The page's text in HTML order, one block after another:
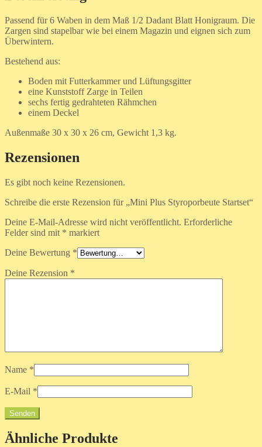
Passend für 6 Waben in dem Maß 1/2 Dadant Blatt Honigraum. Die
Zargen sind stapelbar wie bei einem Magazin und eignen sich zum
Überwintern.
Bestehend aus:
Boden mit Futterkammer und Lüftungsgitter
eine Kunststoff Zarge in Teilen
sechs fertig gedrahteten Rähmchen
einem Deckel
Außenmaße 30 x 30 x 26 cm, Gewicht 1,3 kg.
Rezensionen
Es gibt noch keine Rezensionen.
Schreibe die erste Rezension für „Mini Plus Styroporbeute Startset“
Deine E-Mail-Adresse wird nicht veröffentlicht. Erforderliche
Felder sind mit * markiert
Deine Bewertung *
Deine Rezension *
Name *
E-Mail *
Ähnliche Produkte